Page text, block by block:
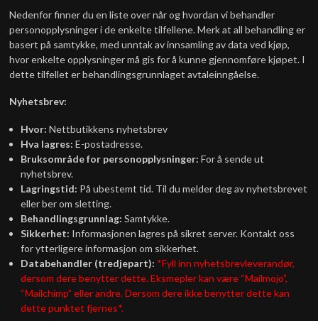
Nedenfor finner du en liste over når og hvordan vi behandler
personopplysninger i de enkelte tilfellene. Merk at all behandling er
basert på samtykke, med unntak av innsamling av data ved kjøp,
hvor enkelte opplysninger må gis for å kunne gjennomføre kjøpet. I
dette tilfellet er behandlingsgrunnlaget avtaleinngåelse.
Nyhetsbrev:
Hvor: Nettbutikkens nyhetsbrev
Hva lagres: E-postadresse.
Bruksområde for personopplysninger: For å sende ut
nyhetsbrev.
Lagringstid: På ubestemt tid. Til du melder deg av nyhetsbrevet
eller ber om sletting.
Behandlingsgrunnlag: Samtykke.
Sikkerhet: Informasjonen lagres på sikret server. Kontakt oss
for ytterligere informasjon om sikkerhet.
Databehandler (tredjepart): *Fyll inn nyhetsbrevleverandør,
dersom dere benytter dette. Eksmepler kan være “Mailmojo”,
“Mailchimp” eller andre. Dersom dere ikke benytter dette kan
dette punktet fjernes*.